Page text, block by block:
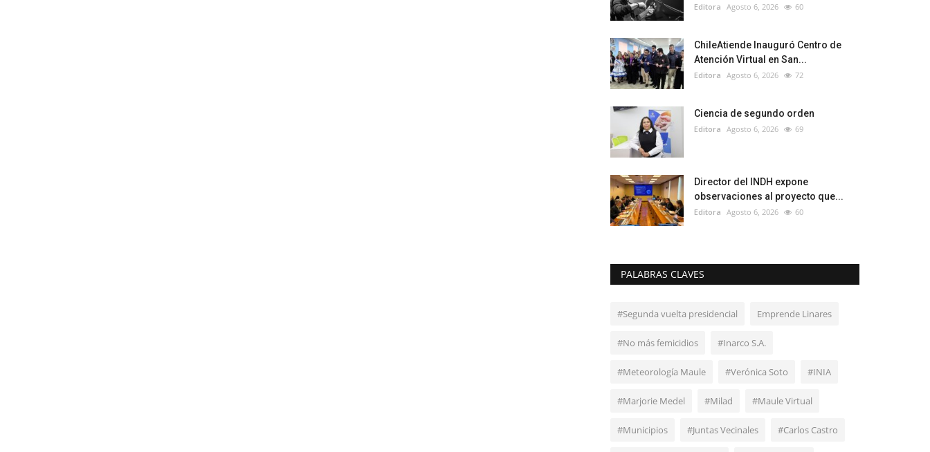
Editora Agosto 6, 2026 60
ChileAtiende Inauguró Centro de
Atención Virtual en San...
Editora Agosto 6, 2026 72
Ciencia de segundo orden
Editora Agosto 6, 2026 69
Director del INDH expone
observaciones al proyecto que...
Editora Agosto 6, 2026 60
PALABRAS CLAVES
#Segunda vuelta presidencial Emprende Linares
#No más femicidios #Inarco S.A.
#Meteorología Maule #Verónica Soto #INIA
#Marjorie Medel #Milad #Maule Virtual
#Municipios #Juntas Vecinales #Carlos Castro